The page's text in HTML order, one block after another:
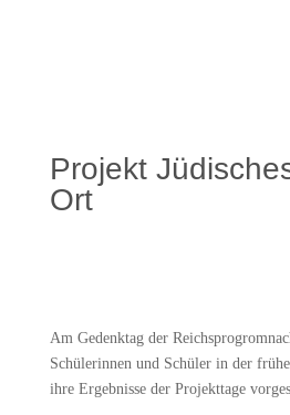
Projekt
Ort
Am Gedenktag der
Schülerinnen und Schüler in der
ihre Ergebnisse der Projekttage